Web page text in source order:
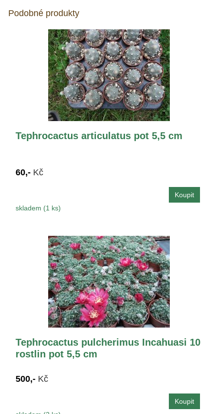
Podobné produkty
Tephrocactus articulatus pot 5,5 cm
60,- Kč
skladem (1 ks)
Tephrocactus pulcherimus Incahuasi 10
rostlin pot 5,5 cm
500,- Kč